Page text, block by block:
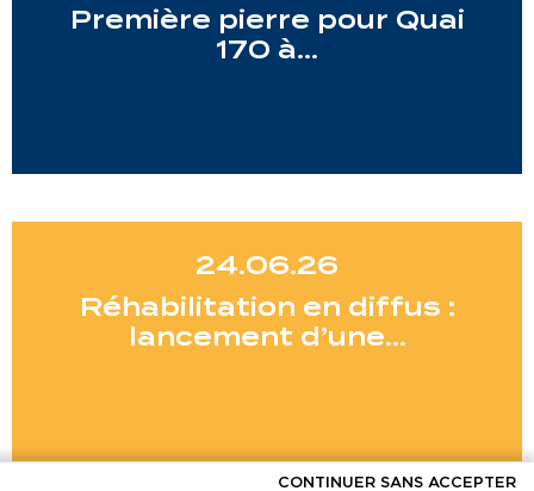
Première pierre pour Quai
170 à…
24.06.26
Réhabilitation en diffus :
lancement d’une…
CONTINUER SANS ACCEPTER